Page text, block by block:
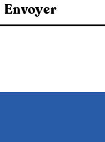
Envoyer